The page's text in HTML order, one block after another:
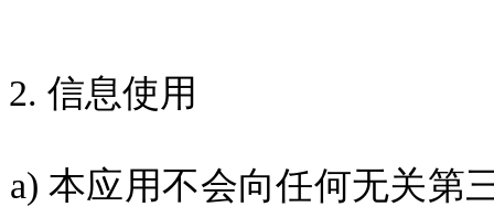
2. 信息使用
a) 本应用不会向任何无关第